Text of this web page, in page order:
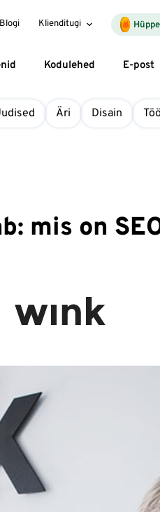
Blogi Klienditugi
Kodulehed E-post
Äri Disain
mis on